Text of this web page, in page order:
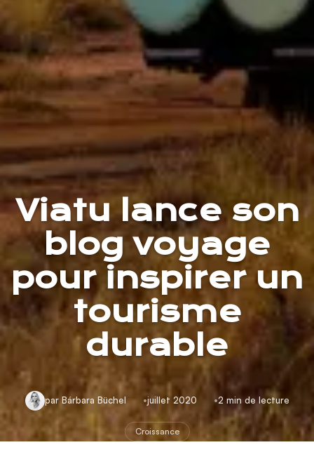
Viatu lance son
blog voyage
pour inspirer un
tourisme
durable
par Bárbara Büchel juillet 2020 2 min de lecture
Croissance